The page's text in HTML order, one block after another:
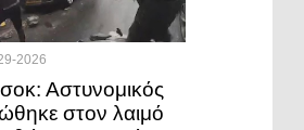
2026
σοκ: Αστυνομικός
στον λαιμό